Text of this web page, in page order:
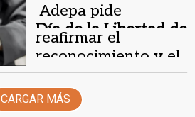
Día de la Libertad de
Prensa.
Adepa pide
reafirmar el
reconocimiento y el
respeto al trabajo
periodístico
CARGAR MÁS